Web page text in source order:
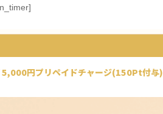
5,000円プリペイドチャージ(150Pt付与)